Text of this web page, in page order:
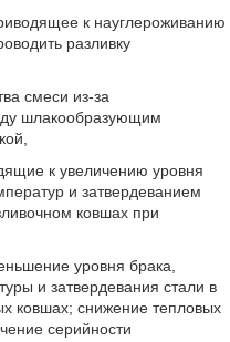
к науглероживанию
разливку
смеси из-за
шлакообразующим
к увеличению уровня
и затвердеванием
ковшах при
уровня брака,
и затвердевания стали в
ковшах; снижение тепловых
серийности